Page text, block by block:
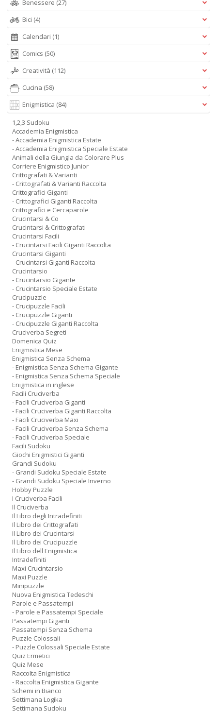
Benessere (27)
Bici (4)
Calendari (1)
Comics (50)
Creatività (112)
Cucina (58)
Enigmistica (84)
1,2,3 Sudoku
Accademia Enigmistica
- Accademia Enigmistica Estate
- Accademia Enigmistica Speciale Estate
Animali della Giungla da Colorare Plus
Corriere Enigmistico Junior
Crittografati & Varianti
- Crittografati & Varianti Raccolta
Crittografici Giganti
- Crittografici Giganti Raccolta
Crittografici e Cercaparole
Crucintarsi & Co
Crucintarsi & Crittografati
Crucintarsi Facili
- Crucintarsi Facili Giganti Raccolta
Crucintarsi Giganti
- Crucintarsi Giganti Raccolta
Crucintarsio
- Crucintarsio Gigante
- Crucintarsio Speciale Estate
Crucipuzzle
- Crucipuzzle Facili
- Crucipuzzle Giganti
- Crucipuzzle Giganti Raccolta
Cruciverba Segreti
Domenica Quiz
Enigmistica Mese
Enigmistica Senza Schema
- Enigmistica Senza Schema Gigante
- Enigmistica Senza Schema Speciale
Enigmistica in inglese
Facili Cruciverba
- Facili Cruciverba Giganti
- Facili Cruciverba Giganti Raccolta
- Facili Cruciverba Maxi
- Facili Cruciverba Senza Schema
- Facili Cruciverba Speciale
Facili Sudoku
Giochi Enigmistici Giganti
Grandi Sudoku
- Grandi Sudoku Speciale Estate
- Grandi Sudoku Speciale Inverno
Hobby Puzzle
I Cruciverba Facili
Il Cruciverba
Il Libro degli Intradefiniti
Il Libro dei Crittografati
Il Libro dei Crucintarsi
Il Libro dei Crucipuzzle
Il Libro dell Enigmistica
Intradefiniti
Maxi Crucintarsio
Maxi Puzzle
Minipuzzle
Nuova Enigmistica Tedeschi
Parole e Passatempi
- Parole e Passatempi Speciale
Passatempi Giganti
Passatempi Senza Schema
Puzzle Colossali
- Puzzle Colossali Speciale Estate
Quiz Ermetici
Quiz Mese
Raccolta Enigmistica
- Raccolta Enigmistica Gigante
Schemi in Bianco
Settimana Logika
Settimana Sudoku